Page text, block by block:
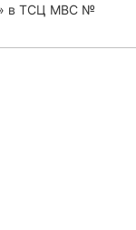
в ТСЦ МВС №